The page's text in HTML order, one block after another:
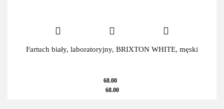
Fartuch biały, laboratoryjny, BRIXTON WHITE, męski
68.00
68.00